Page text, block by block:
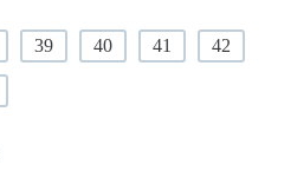
39 40 41 42